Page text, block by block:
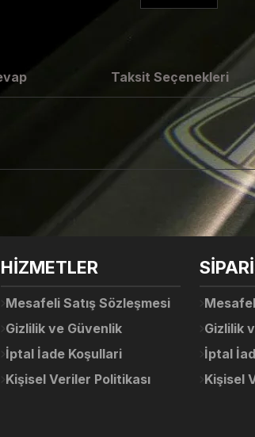
Taksit Seçenekleri
Yorum Yaz
Ürün hakkında henüz soru sorulmamış.
noktaları öneri formunu kullanarak
Deneyimini Paylaş
HİZMETLER
Mesafeli Satış Sözleşmesi
Gizlilik ve Güvenlik
İptal İade Koşullari
Kişisel Veriler Politikası
Gizlilik
İptal
Kişisel